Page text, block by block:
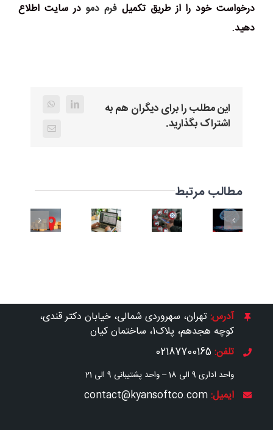
درخواست خود را از طریق تکمیل فرم دمودر سایت اطلاع
دهید.
این مطلب را برای دیگران هم به
اشتراک بگذارید.
LinkedIn
WhatsApp
ایمیل
مطالب مرتبط
دستیار
مدیریت
یکپارچه
سفارشات
گزارش‌ساز
سامانه
جامع
آدرس:تهران، سهروردی شمالی، خیابان دکتر قندی،
کوچه هجدهم، پلاک1، ساختمان کیان
تلفن:02187700165
واحد اداری 9 الی 18 – واحد پشتیبانی 9 الی 21
ایمیل:contact@kyansoftco.com